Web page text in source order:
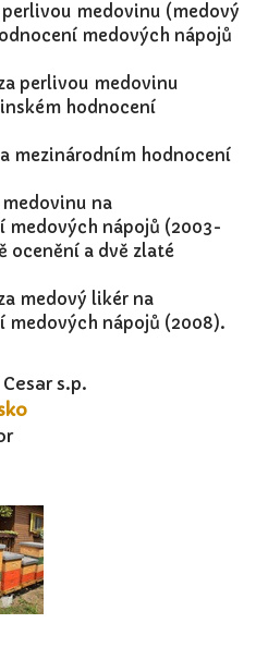
medovinu (medový
medových nápojů
perlivou medovinu
hodnocení
mezinárodním hodnocení
na
medových nápojů (2003-
ocenění a dvě zlaté
medový likér na
medových nápojů (2008).
s.p.